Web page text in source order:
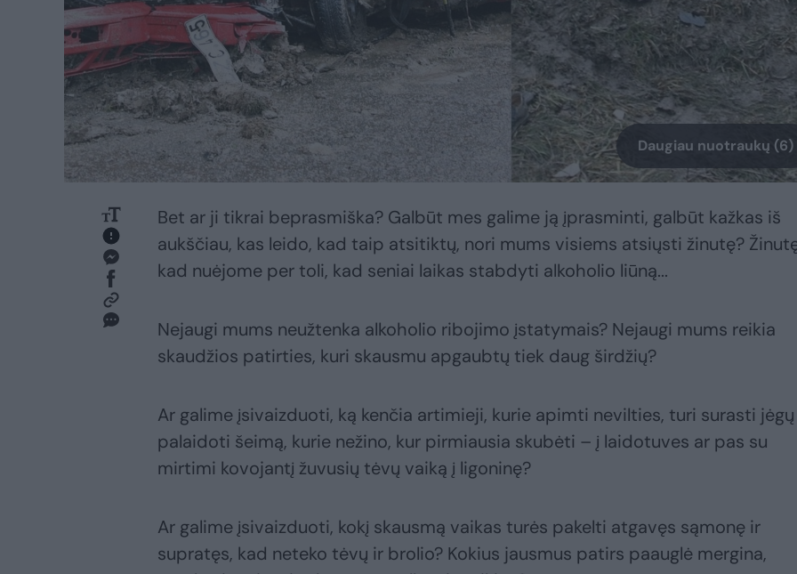
Daugiau nuotraukų (6)
Bet ar ji tikrai beprasmiška? Galbūt mes galime ją įprasminti, galbūt kažkas iš
aukščiau, kas leido, kad taip atsitiktų, nori mums visiems atsiųsti žinutę?
kad nuėjome per toli, kad seniai laikas stabdyti alkoholio liūną...
Nejaugi mums neužtenka alkoholio ribojimo įstatymais? Nejaugi mums reikia
skaudžios patirties, kuri skausmu apgaubtų tiek daug širdžių?
Ar galime įsivaizduoti, ką kenčia artimieji, kurie apimti nevilties, turi surasti jėgų
palaidoti šeimą, kurie nežino, kur pirmiausia skubėti – į laidotuves ar pas su
mirtimi kovojantį žuvusių tėvų vaiką į ligoninę?
Ar galime įsivaizduoti, kokį skausmą vaikas turės pakelti atgavęs sąmonę ir
supratęs, kad neteko tėvų ir brolio? Kokius jausmus patirs paauglė mergina,